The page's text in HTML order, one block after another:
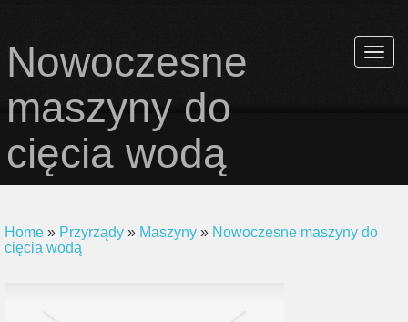
Nowoczesne
maszyny do
cięcia wodą
Home » Przyrządy » Maszyny » Nowoczesne maszyny do
cięcia wodą